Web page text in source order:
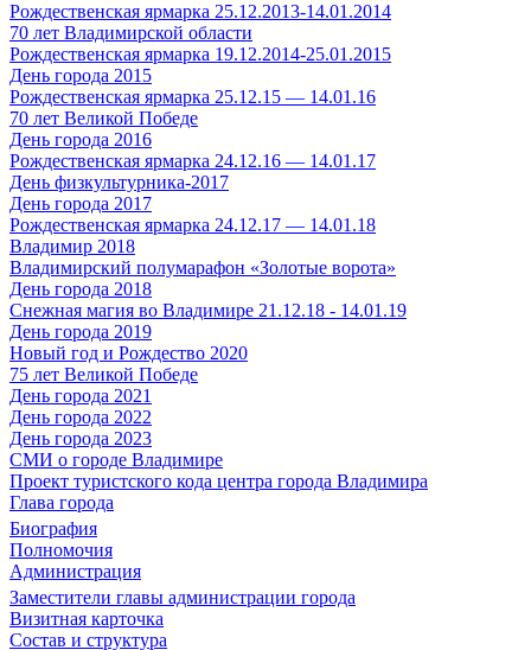
Рождественская ярмарка 25.12.2013-14.01.2014
70 лет Владимирской области
Рождественская ярмарка 19.12.2014-25.01.2015
День города 2015
Рождественская ярмарка 25.12.15 — 14.01.16
70 лет Великой Победе
День города 2016
Рождественская ярмарка 24.12.16 — 14.01.17
День физкультурника-2017
День города 2017
Рождественская ярмарка 24.12.17 — 14.01.18
Владимир 2018
Владимирский полумарафон «Золотые ворота»
День города 2018
Снежная магия во Владимире 21.12.18 - 14.01.19
День города 2019
Новый год и Рождество 2020
75 лет Великой Победе
День города 2021
День города 2022
День города 2023
СМИ о городе Владимире
Проект туристского кода центра города Владимира
Глава города
Биография
Полномочия
Администрация
Заместители главы администрации города
Визитная карточка
Состав и структура